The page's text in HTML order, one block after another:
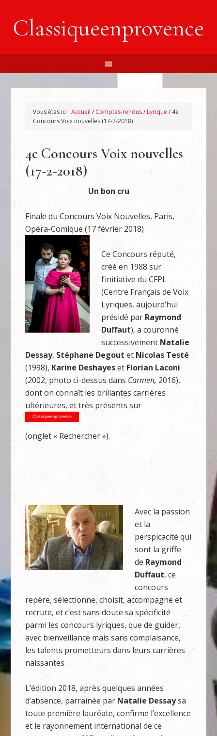
Classiqueenprovence
Vous êtes ici :Accueil / Comptes-rendus/ Lyrique / 4e
Concours Voix nouvelles (17-2-2018)
4e Concours Voix nouvelles
(17-2-2018)
Un bon cru
Finale du Concours Voix Nouvelles, Paris,
Opéra-Comique (17 février 2018)
Ce Concours réputé,
créé en 1988 sur
l’initiative du CFPL
(Centre Français de Voix
Lyriques, aujourd’hui
présidé par Raymond
Duffaut), a couronné
successivement Natalie
Dessay, Stéphane Degout et Nicolas Testé
(1998),Karine Deshayeset Florian Laconi
(2002, photo ci-dessus dans Carmen, 2016),
dont on connaît les brillantes carrières
ultérieures, et très présents sur
(onglet « Rechercher »).
Avec la passion
et la
perspicacité qui
sont la griffe
de Raymond
Duffaut, ce
concours
repère, sélectionne, choisit, accompagne et
recrute, et c’est sans doute sa spécificité
parmi les concours lyriques, que de guider,
avec bienveillance mais sans complaisance,
les talents prometteurs dans leurs carrières
naissantes.
L’édition 2018, après quelques années
d’absence, parrainée par Natalie Dessaysa
toute première lauréate, confirme l’excellence
et le rayonnement international de ce